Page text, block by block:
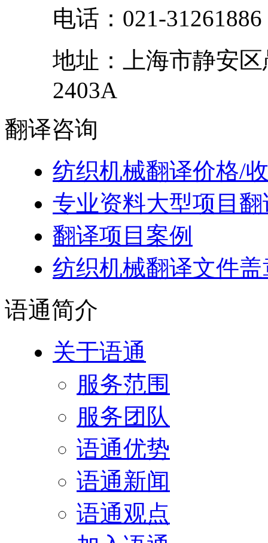
电话： 021-31261886
地址：
上海市静安区
2403A
翻译咨询
纺织机械翻译价格/
专业资料大型项目翻
翻译项目案例
纺织机械翻译文件盖
语通简介
关于语通
服务范围
服务团队
语通优势
语通新闻
语通观点